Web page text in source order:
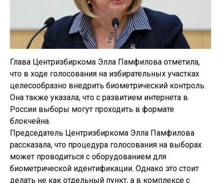
Глава Центризбиркома Элла Памфилова отметила,
что в ходе голосования на избирательных участках
целесообразно внедрить биометрический контроль.
Она также указала, что с развитием интернета в
России выборы могут проходить в формате
блокчейна.
Председатель Центризбиркома Элла Памфилова
рассказала, что процедура голосования на выборах
может проводиться с оборудованием для
биометрической идентификации. Однако это стоит
делать не как отдельный пункт, а в комплексе с